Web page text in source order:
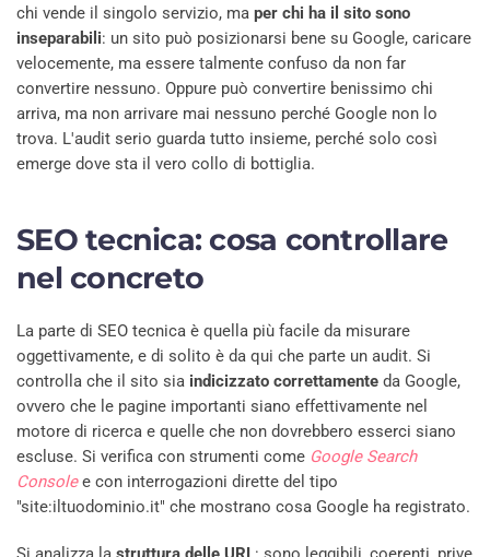
chi vende il singolo servizio, ma per chi ha il sito sono
inseparabili: un sito può posizionarsi bene su Google, caricare
velocemente, ma essere talmente confuso da non far
convertire nessuno. Oppure può convertire benissimo chi
arriva, ma non arrivare mai nessuno perché Google non lo
trova. L'audit serio guarda tutto insieme, perché solo così
emerge dove sta il vero collo di bottiglia.
SEO tecnica: cosa controllare
nel concreto
La parte di SEO tecnica è quella più facile da misurare
oggettivamente, e di solito è da qui che parte un audit. Si
controlla che il sito sia indicizzato correttamente da Google,
ovvero che le pagine importanti siano effettivamente nel
motore di ricerca e quelle che non dovrebbero esserci siano
escluse. Si verifica con strumenti come Google Search
Consolee con interrogazioni dirette del tipo
"site:iltuodominio.it" che mostrano cosa Google ha registrato.